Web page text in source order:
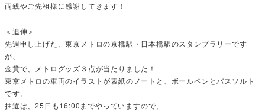
両親やご先祖様に感謝してきます！
＜追伸＞
先週申し上げた、東京メトロの京橋駅・日本橋駅のスタンプラリーです
が、
金賞で、メトログッズ３点が当たりました！
東京メトロの車両のイラストが表紙のノートと、ボールペンとバスソルト
です。
抽選は、25日も16:00までやっていますので、